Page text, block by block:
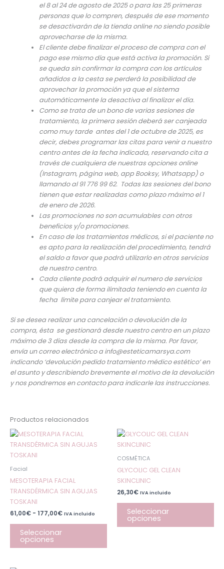
el 8 al 24 de agosto de 2025 o para las 25 primeras
personas que lo compren, después de ese momento
se desactivarán de la tienda online no siendo posible
aprovecharse de la misma.
El cliente debe finalizar el proceso de compra con el
pago ese mismo día que está activa la promoción. Si
se queda sin confirmar la compra con los artículos
añadidos a la cesta se perderá la posibilidad de
aprovechar la promoción ya que el sistema
automáticamente la desactiva al finalizar el día.
Como se trata de un bono de varias sesiones de
tratamiento, la primera sesión deberá ser canjeada
como muy tarde antes del1 de octubre de 2025, es
decir, debes programar las citas para venir a nuestro
centro antes de la fecha indicada, reservando cita a
través de cualquiera de nuestras opciones online
(Instagram, página web, app Booksy, Whatsapp) o
llamando al 91 776 99 62. Todas las sesiones del bono
tienen que estar realizadas como plazo máximo el 1
de enero de 2026.
Las promociones no son acumulables con otros
beneficios y/o promociones.
En caso de los tratamientos médicos, si el paciente no
es apto para la realización del procedimiento, tendrá
el saldo a favor que podrá utilizarlo en otros servicios
de nuestro centro.
Cada cliente podrá adquirir el numero de servicios
que quiera de forma ilimitada teniendo en cuenta la
fecha límite para canjear el tratamiento.
Si se desea realizar una cancelación o devolución de la
compra, ésta se gestionará desde nuestro centro en un plazo
máximo de 3 días desde la compra de la misma. Por favor,
envía un correo electrónico a info@esteticamarsya.com
indicando ‘devolución pedido tratamiento médico estético’ en
el asunto y describiendo brevemente el motivo de la devolución
y nos pondremos en contacto para indicarle las instrucciones.
Productos relacionados
Facial
MESOTERAPIA FACIAL
TRANSDÉRMICA SIN AGUJAS
TOSKANI
61,00€ - 177,00€
Rango
de
precios:
IVA incluido
Seleccionar
opciones
Este
producto
tiene
opciones
pueden
elegir
la
COSMÉTICA
GLYCOLIC GEL CLEAN
SKINCLINIC
26,30€ IVA incluido
Seleccionar
opciones